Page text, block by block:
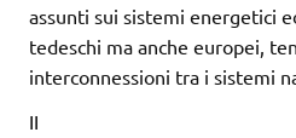
assunti sui sistemi energetici
tedeschi ma anche europei,
interconnessioni tra i sistemi
II